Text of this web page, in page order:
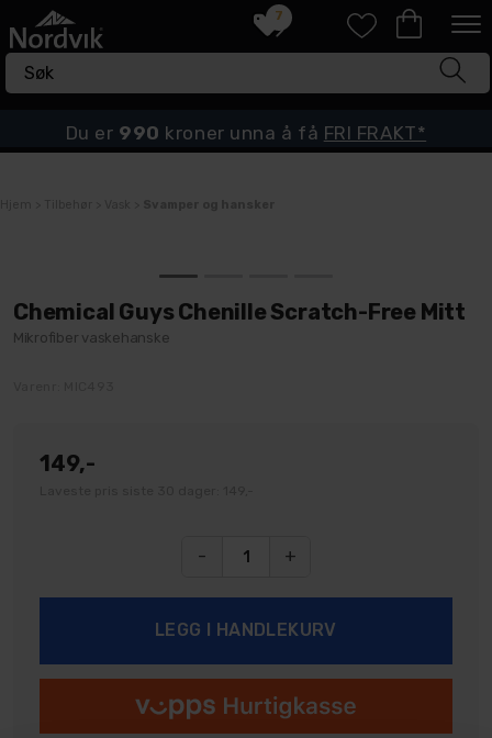
7
Du er 990 kroner unna å få FRI FRAKT*
Chemical Guys Chenille Scratch-Free Mitt
Mikrofiber vaskehanske
149,-
- +